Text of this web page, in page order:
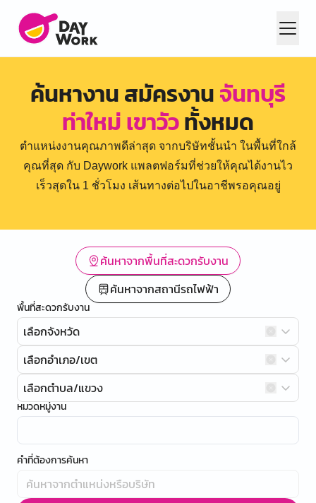
ค้นหางาน สมัครงานจันทบุรี
ท่าใหม่ เขาวัวทั้งหมด
ตำแหน่งงานคุณภาพดีล่าสุด จากบริษัทชั้นนำ ในพื้นที่ใกล้
คุณที่สุด กับ Daywork แพลตฟอร์มที่ช่วยให้คุณได้งานไว
เร็วสุดใน 1 ชั่วโมง เส้นทางต่อไปในอาชีพรอคุณอยู่
ค้นหาจากพื้นที่สะดวกรับงาน
ค้นหาจากสถานีรถไฟฟ้า
พื้นที่สะดวกรับงาน
เลือกจังหวัด
เลือกอำเภอ/เขต
เลือกตำบล/แขวง
หมวดหมู่งาน
คำที่ต้องการค้นหา